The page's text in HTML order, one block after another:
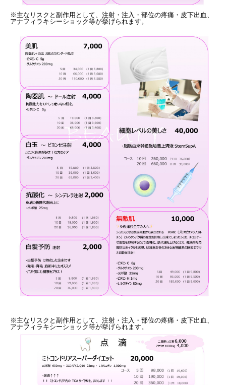
※主なリスクと副作用として、注射・注入・部位の疼痛・皮下出血、
アナフィラキシーショック等が挙げられます。
※主なリスクと副作用として、注射・注入・部位の疼痛・皮下出血、
アナフィラキシーショック等が挙げられます。